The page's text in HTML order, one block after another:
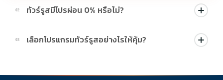
02 ทัวร์รูสมีโปรผ่อน 0% หรือไม่?
บางโปรแกรมมีโปรผ่อน 0% หรือโปรโมชั่นบัตรเครดิตตามเงื่อนไขที่
บริษัทกำหนด สามารถดูสัญลักษณ์โปรโมชั่นในรายการทัวร์แต่ละ
03 เลือกโปรแกรมทัวร์รูสอย่างไรให้คุ้ม?
ช่วงราคา ไม่ควรเทียบจากราคาต่ำสุดเพียงอย่างเดียว